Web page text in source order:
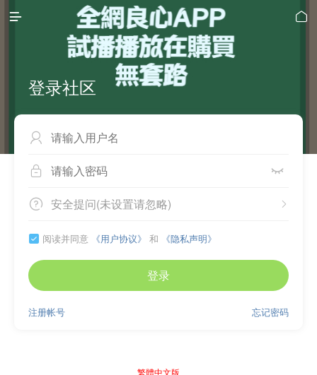
 
登录社区

 
 
安全提问(未设置请忽略)
 阅读并同意 《用户协议》 和 《隐私声明》
登录
忘记密码
注册帐号
繁體中文版